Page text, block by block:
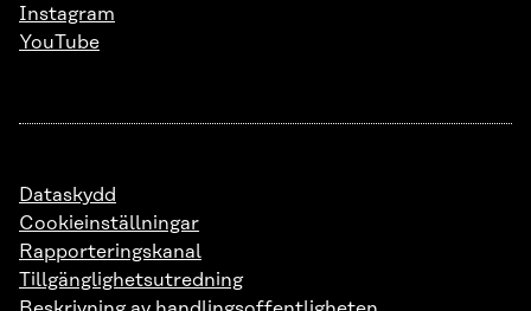
Instagram
YouTube
Dataskydd
Cookieinställningar
Rapporteringskanal
Tillgänglighetsutredning